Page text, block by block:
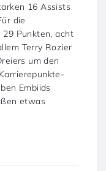
16 Assists
die
Punkten, acht
Terry Rozier
um den
Embiids
etwas